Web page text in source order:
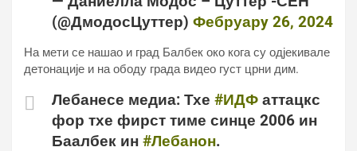
(@ДмодосЦуттер) Фебруарy 26, 2024
На мети се нашао и град Балбек око кога су одјекивале
детонације и на ободу града видео густ црни дим.
Лебанесе медиа: Тхе #ИДФ аттацкс
фор тхе фирст тиме синце 2006 ин
Баалбек ин #Лебанон.